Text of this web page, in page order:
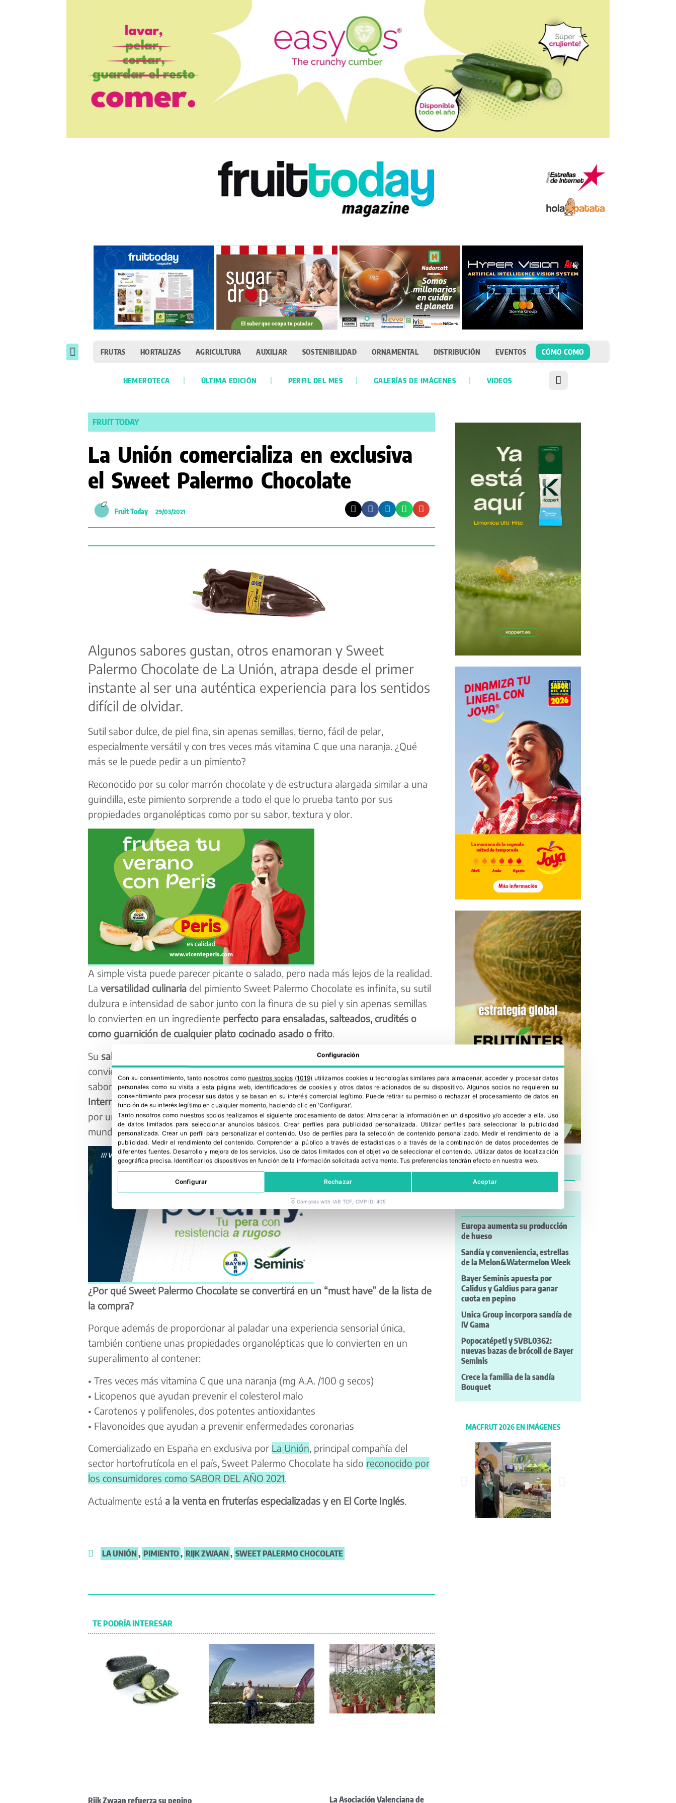
FRUTAS HORTALIZAS AGRICULTURA AUXILIAR SOSTENIBILIDAD ORNAMENTAL DISTRIBUCIÓN EVENTOS CÓMO COMO
HEMEROTECA ÚLTIMA EDICIÓN PERFIL DEL MES GALERÍAS DE IMÁGENES VIDEOS
FRUIT TODAY
La Unión comercializa en exclusiva
el Sweet Palermo Chocolate
Fruit Today 29/03/2021
Algunos sabores gustan, otros enamoran y Sweet
Palermo Chocolate de La Unión, atrapa desde el primer
instante al ser una auténtica experiencia para los sentidos
difícil de olvidar.
Sutil sabor dulce, de piel fina, sin apenas semillas, tierno, fácil de pelar,
especialmente versátil y con tres veces más vitamina C que una naranja. ¿Qué
más se le puede pedir a un pimiento?
Reconocido por su color marrón chocolate y de estructura alargada similar a una
guindilla, este pimiento sorprende a todo el que lo prueba tanto por sus
propiedades organolépticas como por su sabor, textura y olor.
A simple vista puede parecer picante o salado, pero nada más lejos de la realidad.
La versatilidad culinariadel pimiento Sweet Palermo Chocolate es infinita, su sutil
dulzura e intensidad de sabor junto con la finura de su piel y sin apenas semillas
lo convierten en un ingrediente perfecto para ensaladas, salteados, crudités o
como guarnición de cualquier plato cocinado asado o frito.
Su sabor único color chocolate característico e inconfundible
convierten en el único pimiento capaz de competir con cualquier postre. Que su
sabor es único lo demuestra el reconocimiento que ha recibido en 2020 por el
International Taste Institute como “Superior Taste Award”, un galardón otorgado
por un jurado formado por algunos de los chefs y sumillers más prestigiosos del
mundo.
¿Por qué Sweet Palermo Chocolate se convertirá en un “must have” de la lista de
la compra?
Porque además de proporcionar al paladar una experiencia sensorial única,
también contiene unas propiedades organolépticas que lo convierten en un
superalimento al contener:
• Tres veces más vitamina C que una naranja (mg A.A. /100 g secos)
• Licopenos que ayudan prevenir el colesterol malo
• Carotenos y polifenoles, dos potentes antioxidantes
• Flavonoides que ayudan a prevenir enfermedades coronarias
Comercializado en España en exclusiva por La Unión, principal compañía del
sector hortofrutícola en el país, Sweet Palermo Chocolate ha sido reconocido por
los consumidores como SABOR DEL AÑO 2021.
Actualmente está a la venta en fruterías especializadas y en El Corte Inglés.
LA UNIÓN , PIMIENTO, RIJK ZWAAN , SWEET PALERMO CHOCOLATE
TE PODRÍA INTERESAR
Rijk Zwaan refuerza su pepino La Asociación Valenciana de
Europa aumenta su producción
de hueso
Sandía y conveniencia, estrellas
de la Melon&Watermelon Week
Bayer Seminis apuesta por
Calidus y Galdius para ganar
cuota en pepino
Unica Group incorpora sandía de
IV Gama
Popocatépetl y SVBL0362:
nuevas bazas de brócoli de Bayer
Seminis
Crece la familia de la sandía
Bouquet
MACFRUT 2026 EN IMÁGENES
Configuración
Con su consentimiento, tanto nosotros como nuestros socios (1019) utilizamos cookies u tecnologías similares para almacenar, acceder y procesar datos
personales como su visita a esta página web, identificadores de cookies y otros datos relacionados de su dispositivo. Algunos socios no requieren su
consentimiento para procesar sus datos y se basan en su interés comercial legítimo. Puede retirar su permiso o rechazar el procesamiento de datos en
función de su interés legítimo en cualquier momento, haciendo clic en 'Configurar'.
Tanto nosotros como nuestros socios realizamos el siguiente procesamiento de datos:Almacenar la información en un dispositivo y/o acceder a ella. Uso
de datos limitados para seleccionar anuncios básicos. Crear perfiles para publicidad personalizada . Utilizar perfiles para seleccionar la publicidad
personalizada. Crear un perfil para personalizar el contenido. Uso de perfiles para la selección de contenido personalizado. Medir el rendimiento de la
publicidad. Medir el rendimiento del contenido. Comprender al público a través de estadísticas o a través de la combinación de datos procedentes de
diferentes fuentes. Desarrollo y mejora de los servicios. Uso de datos limitados con el objetivo de seleccionar el contenido. Utilizar datos de localización
geográfica precisa. Identificar los dispositivos en función de la información solicitada activamente.Tus preferencias tendrán efecto en nuestra web.
Configurar Rechazar Aceptar
Complies with IAB TCF, CMP ID: 405